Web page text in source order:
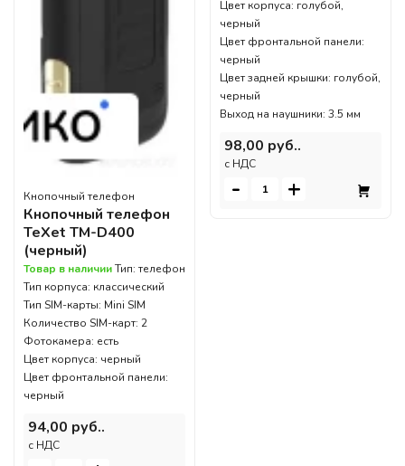
Кнопочный телефон
Кнопочный телефон
TeXet TM-D400
(черный)
Товар в наличииТип: телефон
Тип корпуса: классический
Тип SIM-карты: Mini SIM
Количество SIM-карт: 2
Фотокамера: есть
Цвет корпуса: черный
Цвет фронтальной панели:
черный
94,00 руб..
c НДС
Цвет корпуса: голубой,
черный
Цвет фронтальной панели:
черный
Цвет задней крышки: голубой,
черный
Выход на наушники: 3.5 мм
98,00 руб..
c НДС
- +